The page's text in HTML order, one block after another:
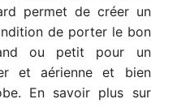
permet de créer un
de porter le bon
ou petit pour un
et aérienne et bien
En savoir plus sur